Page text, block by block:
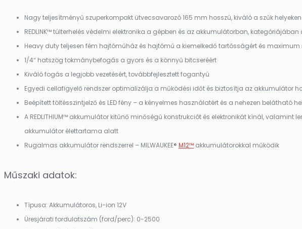
Nagy teljesítményű szuperkompakt ütvecsavarozó 165 mm hosszú, kiváló a szűk
REDLINK™ túlterhelés védelmi elektronika a gépben és az akkumulátorban,
Heavy duty teljesen fém hajtóműház és hajtómű a kiemelkedő tartósságért és maximum
1/4″ hatszög tokmánybefogás a gyors és a könnyű bitcseréért
Kiváló fogás a legjobb vezetésért, továbbfejlesztett fogantyú
Egyedi cellafigyelő rendszer optimalizálja a működési időt és biztosítja az akkumulátor
Beépített töltésszintjelző és LED fény – a kényelmes használatért és a nehezen belátható
A REDLITHIUM™ akkumulátor kitűnő minőségű konstrukciót és elektronikát kínál,
akkumulátor élettartama alatt
Rugalmas akkumulátor rendszerrel – MILWAUKEE® M12™ akkumulátorokkal működik
Műszaki adatok:
Típusa: Akkumulátoros, Li-ion 12V
Üresjárati fordulatszám (ford/perc): 0-2500